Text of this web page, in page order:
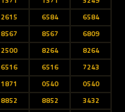
2615 6584
6584
8567 8567
6809
2500 8264
8264
6516 6516
7243
1871 0540
0540
8852 8852
3432